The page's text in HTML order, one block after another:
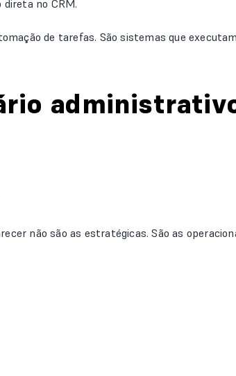
no CRM.
de tarefas. São sistemas que
não são as estratégicas. São as